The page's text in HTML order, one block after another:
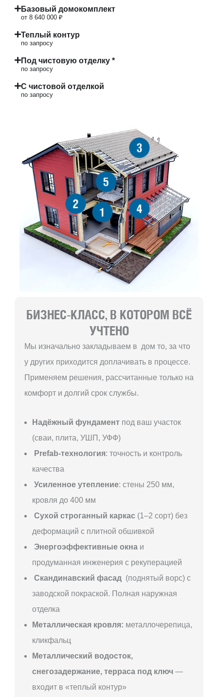
Базовый домокомплект
от 8 640 000 ₽
Теплый контур
по запросу
Под чистовую отделку *
по запросу
С чистовой отделкой
по запросу
1
2
3
4
5
БИЗНЕС-КЛАСС, В КОТОРОМ ВСЁ
УЧТЕНО
Мы изначально закладываем в дом то, за что
у других приходится доплачивать в процессе.
Применяем решения, рассчитанные только на
комфорт и долгий срок службы.
Надёжный фундамент под ваш участок
(сваи, плита, УШП, УФФ)
Prefab-технология: точность и контроль
качества
Усиленное утепление: стены 250 мм,
кровля до 400 мм
Сухой строганный каркас (1–2 сорт) без
деформаций с плитной обшивкой
Энергоэффективные окна и
продуманная инженерия с рекуперацией
Скандинавский фасад (поднятый ворс) с
заводской покраской. Полная наружная
отделка
Металлическая кровля: металлочерепица,
кликфальц
Металлический водосток,
снегозадержание, терраса под ключ —
входит в «теплый контур»